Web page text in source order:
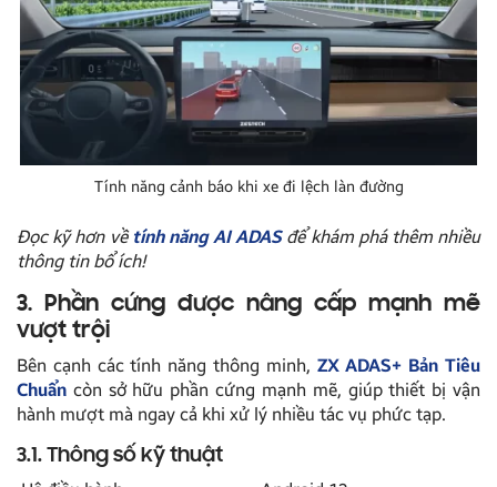
Tính năng cảnh báo khi xe đi lệch làn đường
Đọc kỹ hơn về tính năng AI ADASđể khám phá thêm nhiều
thông tin bổ ích!
3. Phần cứng được nâng cấp mạnh mẽ
vượt trội
Bên cạnh các tính năng thông minh, ZX ADAS+ Bản Tiêu
Chuẩn còn sở hữu phần cứng mạnh mẽ, giúp thiết bị vận
hành mượt mà ngay cả khi xử lý nhiều tác vụ phức tạp.
3.1. Thông số kỹ thuật